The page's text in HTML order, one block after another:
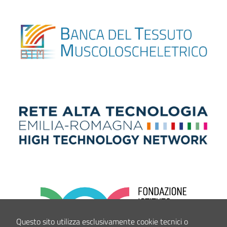
Questo sito utilizza esclusivamente cookie tecnici o